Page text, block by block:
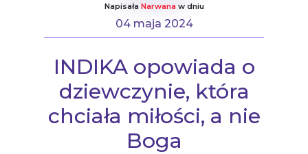
Napisała Narwana w dniu
04 maja 2024
INDIKA opowiada o
dziewczynie, która
chciała miłości, a nie
Boga